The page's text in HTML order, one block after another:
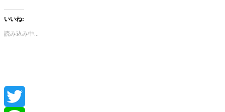
いいね:
読み込み中...